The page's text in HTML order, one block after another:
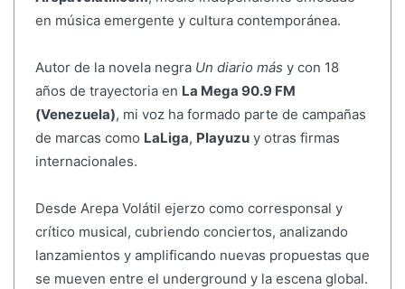
en música emergente y cultura contemporánea.
Autor de la novela negra Un diario más y con 18
años de trayectoria en La Mega 90.9 FM
(Venezuela), mi voz ha formado parte de campañas
de marcas como LaLiga, Playuzuy otras firmas
internacionales.
Desde Arepa Volátil ejerzo como corresponsal y
crítico musical, cubriendo conciertos, analizando
lanzamientos y amplificando nuevas propuestas que
se mueven entre el underground y la escena global.